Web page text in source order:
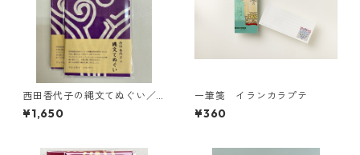
西田香代子の縄文てぬぐい／
アシクネプ（ラベンダー）１
色染め
¥1,650
一筆箋 イランカラプテ
¥360